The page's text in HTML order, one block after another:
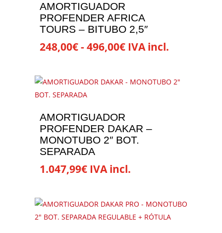
AMORTIGUADOR
PROFENDER AFRICA
TOURS – BITUBO 2,5″
248,00€-496,00€Rango
desde
496,00€
IVA incl.
tiene
múltiples
Las
opciones
se
elegir
la
página
AMORTIGUADOR
PROFENDER DAKAR –
MONOTUBO 2″ BOT.
SEPARADA
1.047,99€ IVA incl.
tiene
múltiples